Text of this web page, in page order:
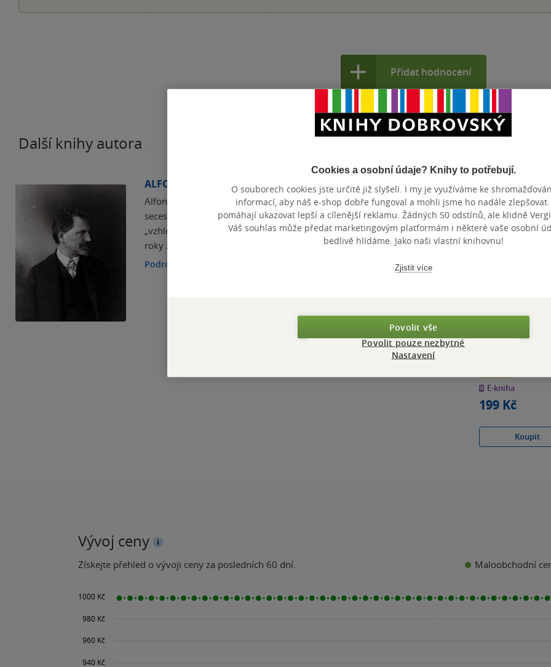
Přidat hodnocení
Další knihy autora
ALFONS MUCHA
Alfons Maria Mucha byl světoznámý český malíř a designér období
secese, který se proslavil zejména užitým uměním a de facto určoval
„vzhled“ tehdejší doby. Jeho jméno spojeno především s Paříží, kde dlouhé
roky žil.
Podrobnosti
z
5
hvězdiček
E-kniha
199 Kč
Koupit
Vývoj ceny
Získejte přehled o vývoji ceny za posledních 60 dní. Maloobchodní
Cookies a osobní údaje? Knihy to potřebují.
O souborech cookies jste určitě již slyšeli. I my je využíváme ke
informací, aby náš e-shop dobře fungoval a mohli jsme ho nadále zlepšovat.
pomáhají ukazovat lepší a cílenější reklamu. Žádných 50 odstínů, ale klidně
Váš souhlas může předat marketingovým platformám i některé vaše osobní
bedlivě hlídáme. Jako naši vlastní knihovnu!
Zjistit více
Povolit vše
Povolit pouze nezbytné
Nastavení